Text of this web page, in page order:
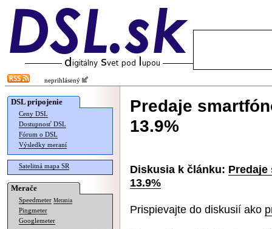
neprihlásený
DSL pripojenie
Ceny DSL
Dostupnosť DSL
Fórum o DSL
Výsledky meraní
Satelitná mapa SR
Merače
Speedmeter Merania
Pingmeter
Googlemeter
Predaje
13.9%
Diskusia k článku:
13.9%
Prispievajte do diskusií ako